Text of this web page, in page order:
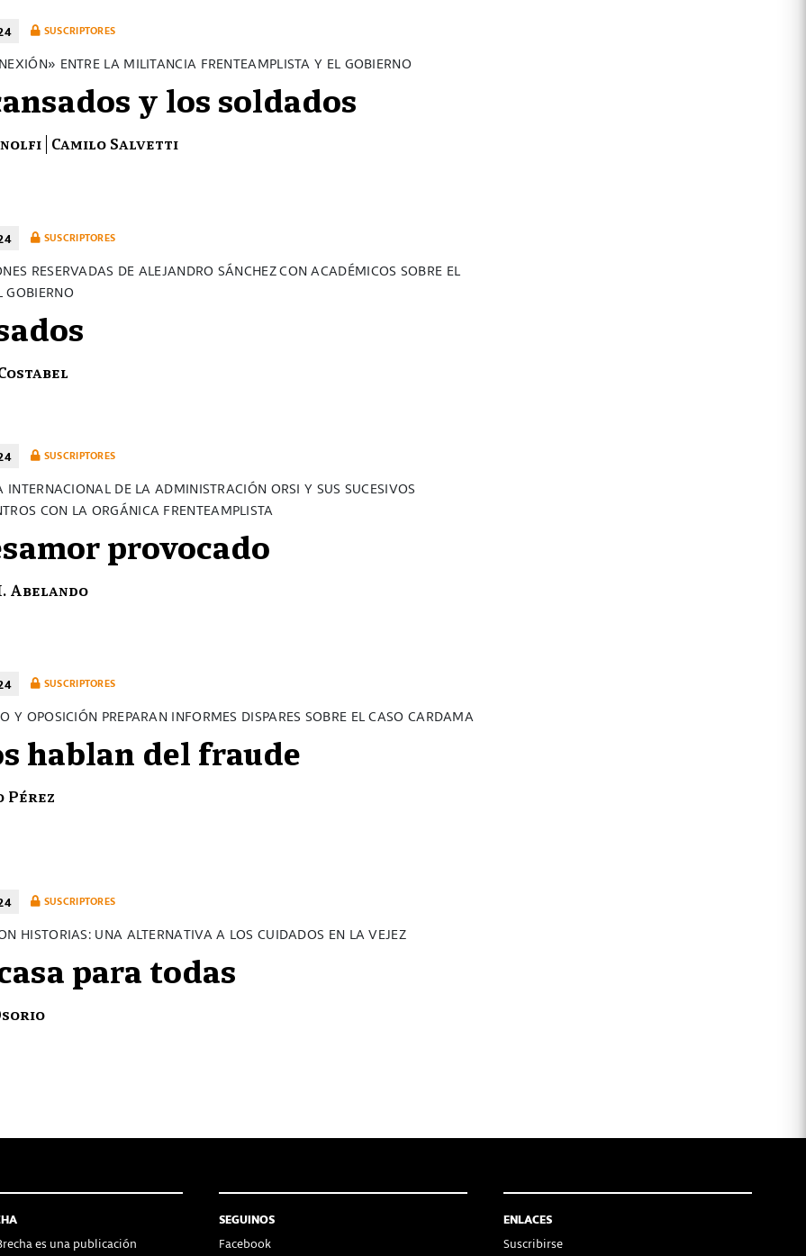
SUSCRIPTORES
ENTRE LA MILITANCIA FRENTEAMPLISTA Y EL GOBIERNO
y los soldados
Camilo Salvetti
SUSCRIPTORES
RESERVADAS DE ALEJANDRO SÁNCHEZ CON ACADÉMICOS SOBRE EL
GOBIERNO
SUSCRIPTORES
INTERNACIONAL DE LA ADMINISTRACIÓN ORSI Y SUS SUCESIVOS
CON LA ORGÁNICA FRENTEAMPLISTA
provocado
Abelando
SUSCRIPTORES
Y OPOSICIÓN PREPARAN INFORMES DISPARES SOBRE EL CASO CARDAMA
hablan del fraude
Pérez
SUSCRIPTORES
HISTORIAS: UNA ALTERNATIVA A LOS CUIDADOS EN LA VEJEZ
para todas
es una publicación
SEGUINOS
Facebook
ENLACES
Suscribirse